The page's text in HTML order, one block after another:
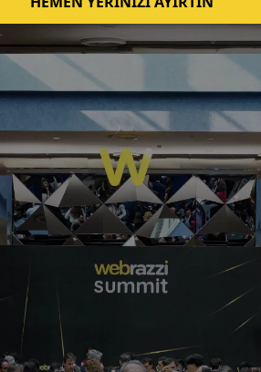
inploid.com'a